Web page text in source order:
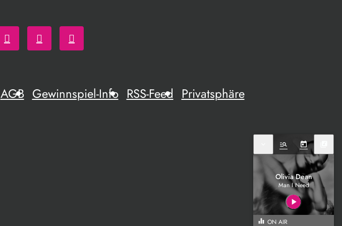
AGB Gewinnspiel-Info RSS-Feed Privatsphäre
manage_search today
Olivia Dean
Man I Need
play_arrow
equalizer ON AIR